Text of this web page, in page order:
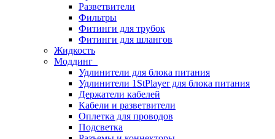
Разветвители
Фильтры
Фитинги для трубок
Фитинги для шлангов
Жидкость
Моддинг
Удлинители для блока питания
Удлинители 1StPlayer для блока питания
Держатели кабелей
Кабели и разветвители
Оплетка для проводов
Подсветка